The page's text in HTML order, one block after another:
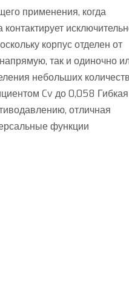
применения, когда
корпус отделен от
так и одиночно
небольших количеств
Cv до 0,058 Гибкая
отличная
функции